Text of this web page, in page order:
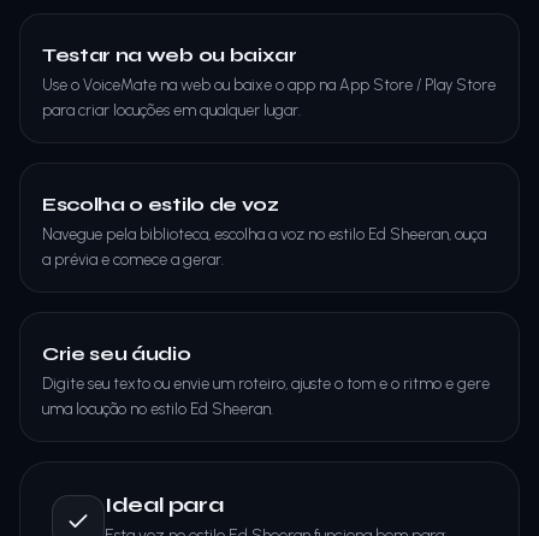
Testar na web ou baixar
Use o VoiceMate na web ou baixe o app na App Store / Play Store
para criar locuções em qualquer lugar.
Escolha o estilo de voz
Navegue pela biblioteca, escolha a voz no estilo Ed Sheeran, ouça
a prévia e comece a gerar.
Crie seu áudio
Digite seu texto ou envie um roteiro, ajuste o tom e o ritmo e gere
uma locução no estilo Ed Sheeran.
Ideal para